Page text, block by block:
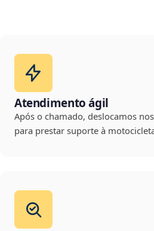
Atendimento ágil
Após o chamado, deslocamos
para prestar suporte à